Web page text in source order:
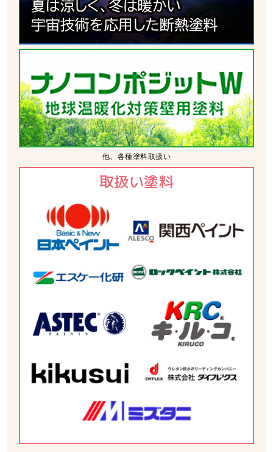
他、各種塗料取扱い
取扱い塗料